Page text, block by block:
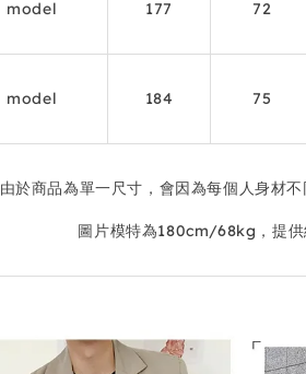
model 177 72
model 184 75
由於商品為單一尺寸，會因為每個人身材
圖片模特為180cm/68kg，提供